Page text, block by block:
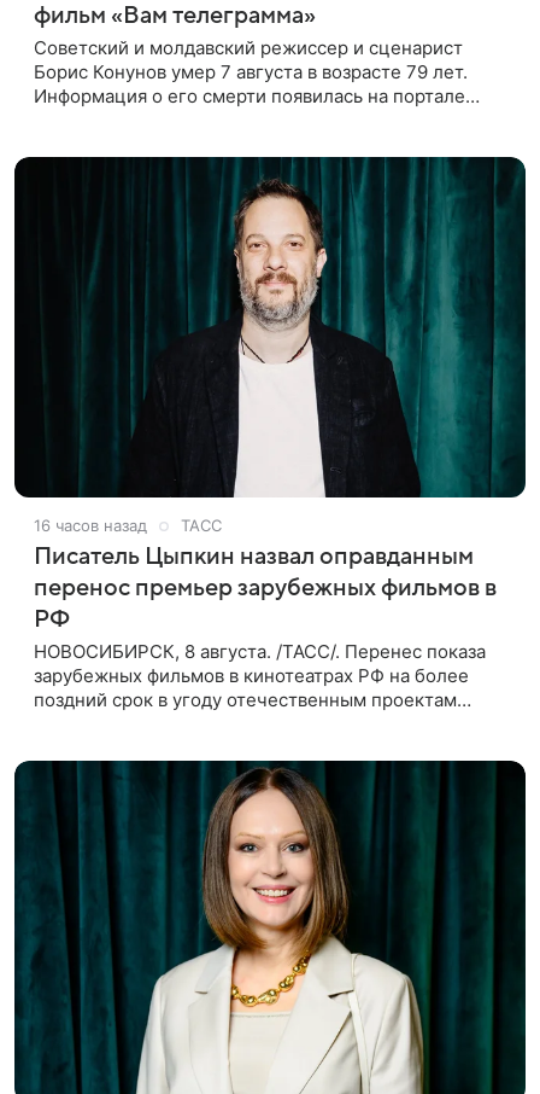
фильм «Вам телеграмма»
Советский и молдавский режиссер и сценарист
Борис Конунов умер 7 августа в возрасте 79 лет.
Информация о его смерти появилась на портале
16 часов назад ТАСС
Писатель Цыпкин назвал оправданным
перенос премьер зарубежных фильмов в
РФ
НОВОСИБИРСК, 8 августа. /ТАСС/. Перенес показа
зарубежных фильмов в кинотеатрах РФ на более
поздний срок в угоду отечественным проектам